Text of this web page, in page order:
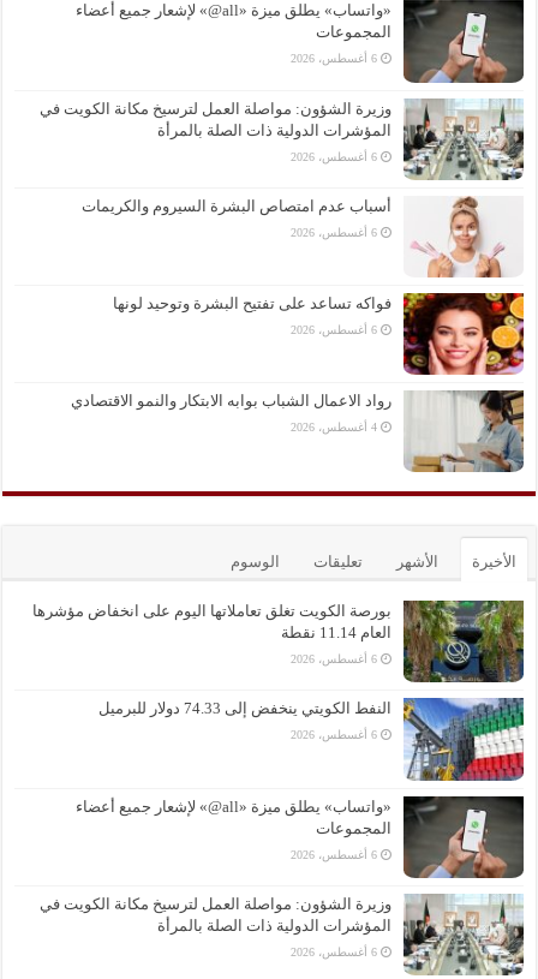
«واتساب» يطلق ميزة «all@» لإشعار جميع أعضاء
المجموعات
6 أغسطس، 2026
وزيرة الشؤون: مواصلة العمل لترسيخ مكانة الكويت في
المؤشرات الدولية ذات الصلة بالمرأة
6 أغسطس، 2026
أسباب عدم امتصاص البشرة السيروم والكريمات
6 أغسطس، 2026
فواكه تساعد على تفتيح البشرة وتوحيد لونها
6 أغسطس، 2026
رواد الاعمال الشباب بوابه الابتكار والنمو الاقتصادي
4 أغسطس، 2026
الأخيرة الأشهر تعليقات الوسوم
بورصة الكويت تغلق تعاملاتها اليوم على انخفاض مؤشرها
العام 11.14 نقطة
6 أغسطس، 2026
النفط الكويتي ينخفض إلى 74.33 دولار للبرميل
6 أغسطس، 2026
«واتساب» يطلق ميزة «all@» لإشعار جميع أعضاء
المجموعات
6 أغسطس، 2026
وزيرة الشؤون: مواصلة العمل لترسيخ مكانة الكويت في
المؤشرات الدولية ذات الصلة بالمرأة
6 أغسطس، 2026